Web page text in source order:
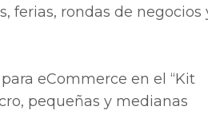
ferias, rondas de negocios
eCommerce en el “Kit
pequeñas y medianas